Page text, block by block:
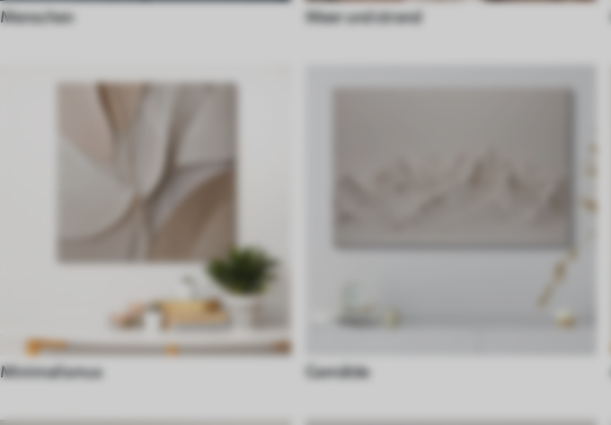
Menschen Meer und strand
Minimalismus Gemälde